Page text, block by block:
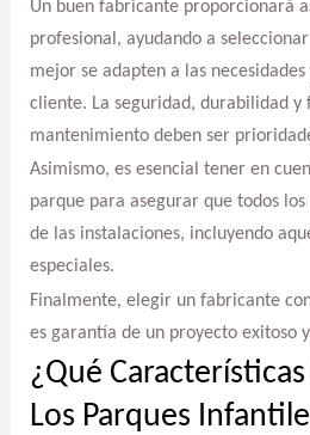
Un buen fabricante proporcionará
profesional, ayudando a
mejor se adapten a las necesidades
cliente. La seguridad, durabilidad y
mantenimiento deben ser
Asimismo, es esencial tener en
parque para asegurar que todos
de las instalaciones, incluyendo
especiales.
Finalmente, elegir un fabricante
es garantía de un proyecto exitoso
¿Qué
Los Parques